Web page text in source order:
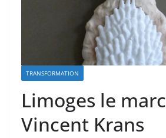
TRANSFORMATION
Limoges le
Vincent Krans